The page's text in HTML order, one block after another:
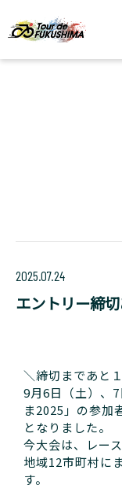
2025.07.24
エントリー締
＼締切まであと
9月6日（土）、
ま2025」の参加
となりました。
今大会は、レー
地域12市町村に
す。